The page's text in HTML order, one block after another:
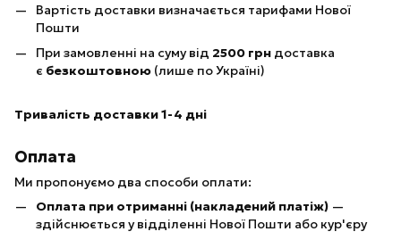
Вартість доставки визначається тарифами Нової
Пошти
При замовленні на суму від 2500 грн доставка
є безкоштовною (лише по Україні)
Тривалість доставки 1-4 дні
Оплата
Ми пропонуємо два способи оплати:
Оплата при отриманні (накладений платіж) —
здійснюється у відділенні Нової Пошти або кур'єру